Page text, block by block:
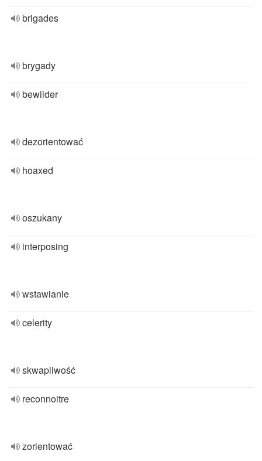
brigades
brygady
bewilder
dezorientować
hoaxed
oszukany
interposing
wstawianie
celerity
skwapliwość
reconnoitre
zorientować